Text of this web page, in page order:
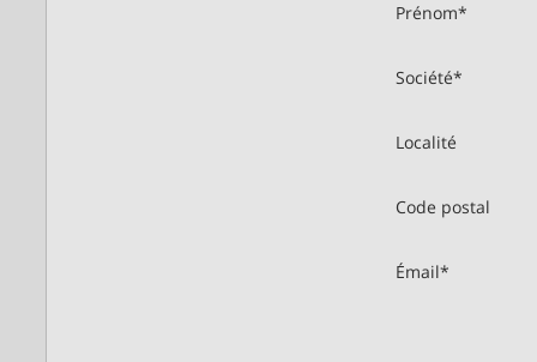
Prénom*
Société*
Localité
Code postal
Émail*